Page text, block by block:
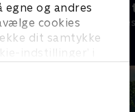
og andres
cookies
dit samtykke
indstillinger’ i
Bert (dansk
Komedie • 1